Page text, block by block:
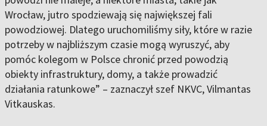
Wrocław, jutro spodziewają się największej fali
powodziowej. Dlatego uruchomiliśmy siły, które w razie
potrzeby w najbliższym czasie mogą wyruszyć, aby
pomóc kolegom w Polsce chronić przed powodzią
obiekty infrastruktury, domy, a także prowadzić
działania ratunkowe” – zaznaczył szef NKVC, Vilmantas
Vitkauskas.